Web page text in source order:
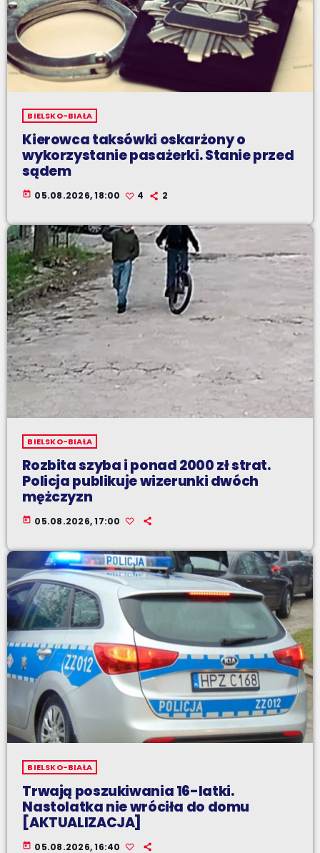
BIELSKO-BIAŁA
Kierowca taksówki oskarżony o
wykorzystanie pasażerki. Stanie przed
sądem
today 05.08.2026, 18:00 4 2
BIELSKO-BIAŁA
Rozbita szyba i ponad 2000 zł strat.
Policja publikuje wizerunki dwóch
mężczyzn
today 05.08.2026, 17:00
BIELSKO-BIAŁA
Trwają poszukiwania 16-latki.
Nastolatka nie wróciła do domu
[AKTUALIZACJA]
today 05.08.2026, 16:40